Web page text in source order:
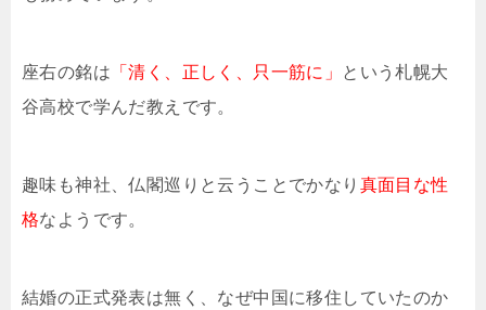
座右の銘は 「清く、正しく、只一筋に」
という札幌大
谷高校で学んだ教えです。
趣味も神社、仏閣巡りと云うことでかなり 真面目な性
格なようです。
結婚の正式発表は無く、なぜ中国に移住していたのか